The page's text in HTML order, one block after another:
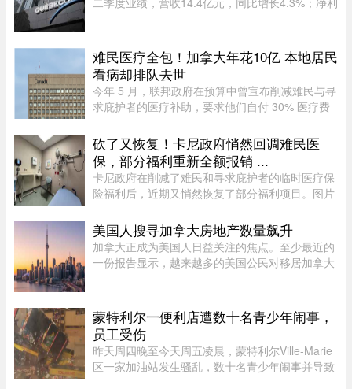
4%至12.3亿元，过去一年新增2 ...
难民医疗全包！加拿大年花10亿 本地居民
看病却排队去世
今年 5 月，联邦政府在预算中曾宣布削减难民与寻
求庇护者的医疗补助，要求他们自付 30% 医疗费
在 7 月 31 日低调撤回该政策，恢复了难民和寻求
庇护者医疗全额资助，包 ...
砍了又恢复！卡尼政府悄然回调难民医
保，部分福利重新全额报销 ...
卡尼政府在削减了难民和寻求庇护者的临时医疗保
险福利后，近期又悄然恢复了部分福利项目。图片
预算承诺削减资金，调整了为已安置的难民和等待
获得省或地区医保的庇护申 ...
美国人搜寻加拿大房地产数量飙升
加拿大正成为美国人日益关注的焦点。至少最近的
一份报告显示，越来越多的美国公民对移居加拿大
访问量的研究，发现美国用户对加拿 ...
蒙特利尔一便利店遭数十名青少年闹事，
员工受伤
昨天周四晚至今天周五凌晨，蒙特利尔Ville-Marie
区一家加油站发生骚乱，数十名青少年闹事并导致